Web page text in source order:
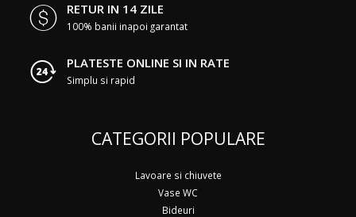
RETUR IN 14 ZILE
100% banii inapoi garantat
PLATESTE ONLINE SI IN RATE
Simplu si rapid
CATEGORII POPULARE
Lavoare si chiuvete
Vase WC
Bideuri